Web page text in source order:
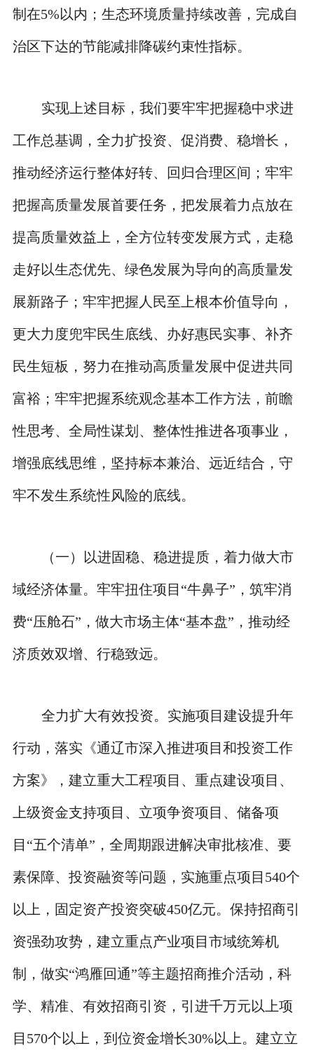
制在5%以内；生态环境质量持续改善，完成自
治区下达的节能减排降碳约束性指标。
实现上述目标，我们要牢牢把握稳中求进
工作总基调，全力扩投资、促消费、稳增长，
推动经济运行整体好转、回归合理区间；牢牢
把握高质量发展首要任务，把发展着力点放在
提高质量效益上，全方位转变发展方式，走稳
走好以生态优先、绿色发展为导向的高质量发
展新路子；牢牢把握人民至上根本价值导向，
更大力度兜牢民生底线、办好惠民实事、补齐
民生短板，努力在推动高质量发展中促进共同
富裕；牢牢把握系统观念基本工作方法，前瞻
性思考、全局性谋划、整体性推进各项事业，
增强底线思维，坚持标本兼治、远近结合，守
牢不发生系统性风险的底线。
（一）以进固稳、稳进提质，着力做大市
域经济体量。牢牢扭住项目“牛鼻子”，筑牢消
费“压舱石”，做大市场主体“基本盘”，推动经
济质效双增、行稳致远。
全力扩大有效投资。实施项目建设提升年
行动，落实《通辽市深入推进项目和投资工作
方案》，建立重大工程项目、重点建设项目、
上级资金支持项目、立项争资项目、储备项
目“五个清单”，全周期跟进解决审批核准、要
素保障、投资融资等问题，实施重点项目540个
以上，固定资产投资突破450亿元。保持招商引
资强劲攻势，建立重点产业项目市域统筹机
制，做实“鸿雁回通”等主题招商推介活动，科
学、精准、有效招商引资，引进千万元以上项
目570个以上，到位资金增长30%以上。建立立